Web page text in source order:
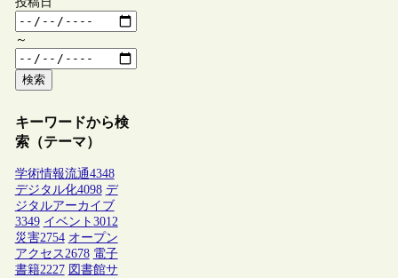
～
検索
キーワードから検
索（テーマ）
学術情報流通4348
デジタル化4098 デ
ジタルアーカイブ
3349 イベント 3012
災害2754 オープン
アクセス2678 電子
書籍2227 図書館サ